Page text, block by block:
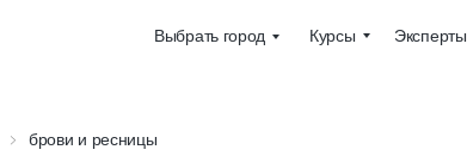
Выбрать город Курсы Эксперты
брови и ресницы